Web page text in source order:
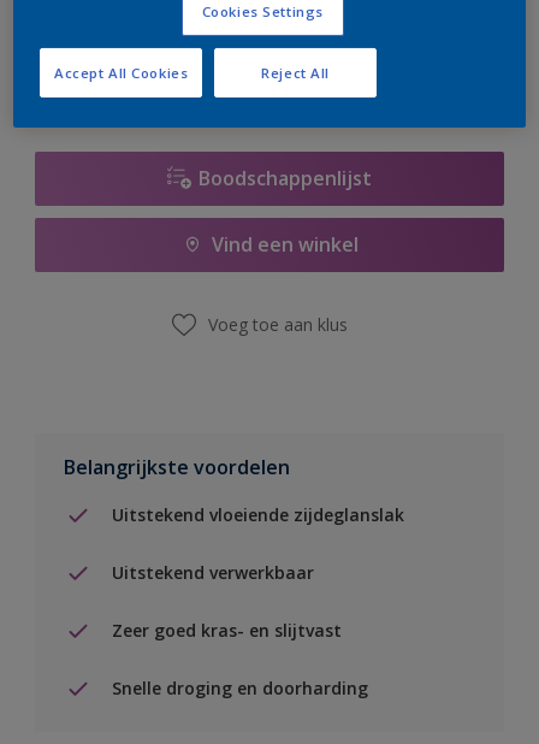
er hard aan om de voorraad aan te vullen.
Boodschappenlijst
Vind een winkel
Voeg toe aan klus
Belangrijkste voordelen
Uitstekend vloeiende zijdeglanslak
Uitstekend verwerkbaar
Zeer goed kras- en slijtvast
Snelle droging en doorharding
Cookies Settings
Reject All
Accept All Cookies